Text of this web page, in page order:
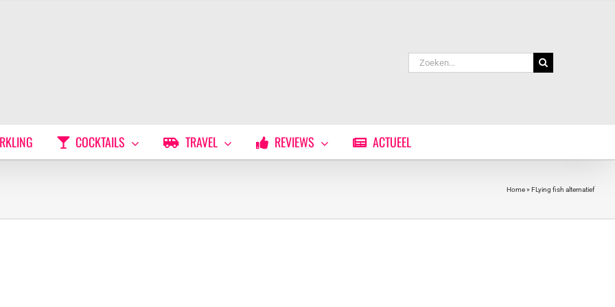
Zoeken
naar:
COCKTAILS TRAVEL REVIEWS ACTUEEL
Home» FLying fish alternatief